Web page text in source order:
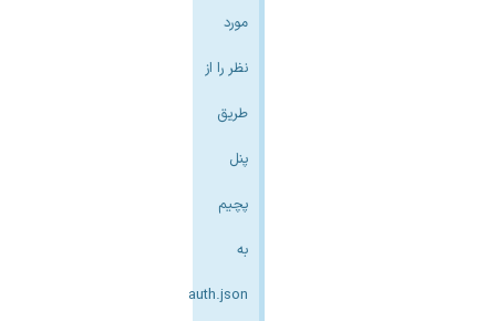
مورد
نظر را از
طریق
پنل
پچیم
به
auth.json